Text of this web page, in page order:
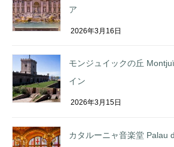
ア
2026年3月16日
モンジュイックの丘
イン
2026年3月15日
カタルーニャ音楽堂 Palau